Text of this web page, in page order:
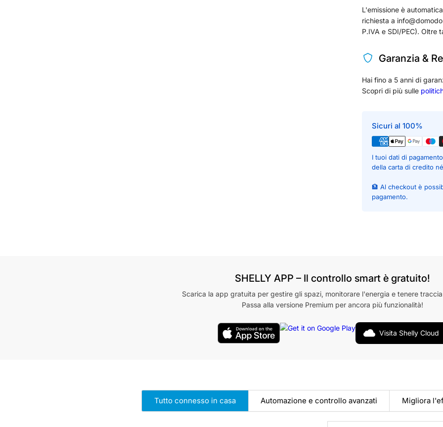
L'emissione è
richiesta a
P.IVA e SDI/PEC). Oltre
Garanzia &
Hai fino a 5 anni di
Scopri di più sulle
Sicuri al 100%
I tuoi dati di
della carta di credito
🏦 Al checkout è
pagamento.
SHELLY APP – Il controllo smart è gratuito!
Scarica la app gratuita per gestire gli spazi, monitorare l'energia e tenere
Passa alla versione Premium per ancora più funzionalità!
Visita Shelly Cloud
Tutto connesso in casa Automazione e controllo avanzati Migliora